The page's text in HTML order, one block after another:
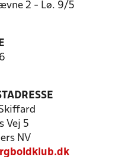
2 - Lø. 9/5
Vej 5
NV